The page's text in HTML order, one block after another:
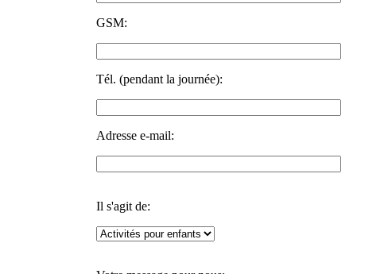
GSM:
Tél. (pendant la journée):
Adresse e-mail:
Il s'agit de: